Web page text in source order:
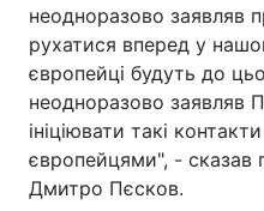
неодноразово заявляв
рухатися вперед у
європейці будуть до
неодноразово заявляв
ініціювати такі
європейцями", - сказав
Дмитро Пєсков.